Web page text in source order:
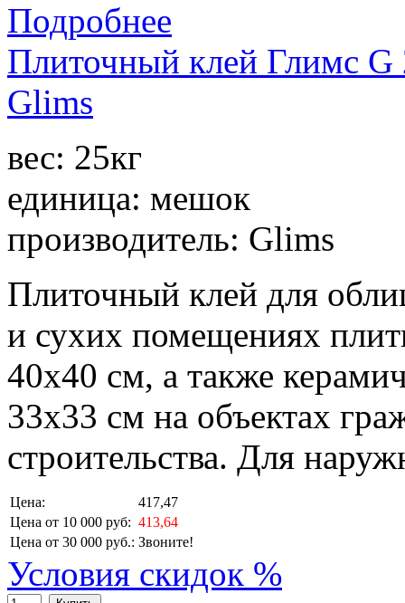
Подробнее
Плиточный клей Глимс G
Glims
вес: 25кг
единица: мешок
производитель: Glims
Плиточный клей для
и сухих помещениях
40х40 см, а также
33х33 см на объектах
строительства. Для
Цена:
417,47
Цена от 10 000 руб: 413,64
Цена от 30 000 руб.: Звоните!
Условия скидок %